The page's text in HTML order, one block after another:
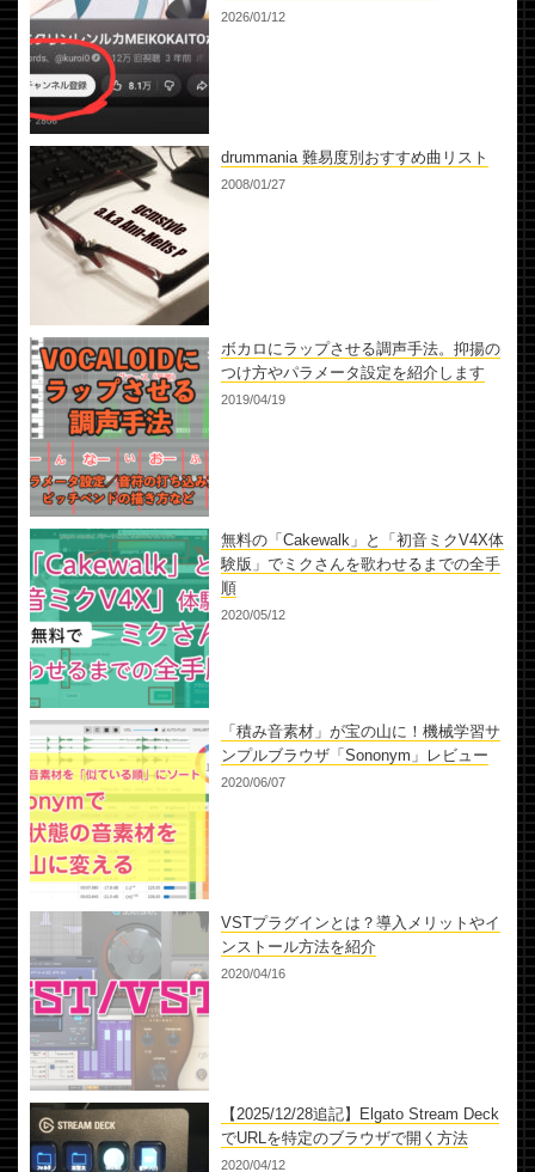
2026/01/12
drummania 難易度別おすすめ曲リスト
2008/01/27
ボカロにラップさせる調声手法。抑揚の
つけ方やパラメータ設定を紹介します
2019/04/19
無料の「Cakewalk」と「初音ミクV4X体
験版」でミクさんを歌わせるまでの全手
順
2020/05/12
「積み音素材」が宝の山に！機械学習サ
ンプルブラウザ「Sononym」レビュー
2020/06/07
VSTプラグインとは？導入メリットやイ
ンストール方法を紹介
2020/04/16
【2025/12/28追記】Elgato Stream Deck
でURLを特定のブラウザで開く方法
2020/04/12